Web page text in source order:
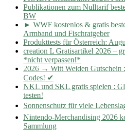
Publikationen zum Nulltarif
BW
► WWF kostenlos & gratis
Armband und Fischratgeber
Produkttests für Österreich:
creation L Gratisartikel 2026 –
*nicht verpassen!*
2026 → Witt Weiden Gutschein
Codes! ✔
NKL und SKL gratis spielen :
testen!
Sonnenschutz für viele
Nintendo-Merchandising 2026
Sammlung